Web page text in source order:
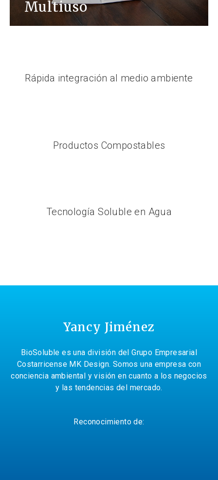
Multiuso
Rápida integración al medio ambiente
Productos Compostables
Tecnología Soluble en Agua
Yancy Jiménez
BioSoluble es una división del Grupo Empresarial
Costarricense MK Design. Somos una empresa con
conciencia ambiental y visión en cuanto a los negocios
y las tendencias del mercado.
Reconocimiento de: